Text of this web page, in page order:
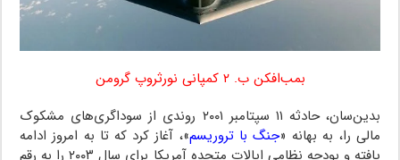
بمب‌افکن ب. ۲ کمپانی نورثروپ گرومن
بدین‌سان، حادثه ۱۱ سپتامبر ۲۰۰۱ روندی از سوداگری‌های مشکوک
مالی را، به بهانه «جنگ با تروریسم»، آغاز کرد که تا به امروز ادامه
یافته و بودجه نظامی ایالات متحده آمریکا برای سال ۲۰۰۳ را به رقم